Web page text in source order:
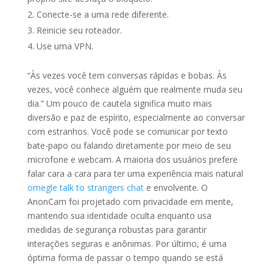
Conecte-se a uma rede diferente.
Reinicie seu roteador.
Use uma VPN.
“Às vezes você tem conversas rápidas e bobas. Às
vezes, você conhece alguém que realmente muda seu
dia.” Um pouco de cautela significa muito mais
diversão e paz de espírito, especialmente ao conversar
com estranhos. Você pode se comunicar por texto
bate-papo ou falando diretamente por meio de seu
microfone e webcam. A maioria dos usuários prefere
falar cara a cara para ter uma experiência mais natural
omegle talk to strangers chate envolvente. O
AnonCam foi projetado com privacidade em mente,
mantendo sua identidade oculta enquanto usa
medidas de segurança robustas para garantir
interações seguras e anônimas. Por último, é uma
óptima forma de passar o tempo quando se está